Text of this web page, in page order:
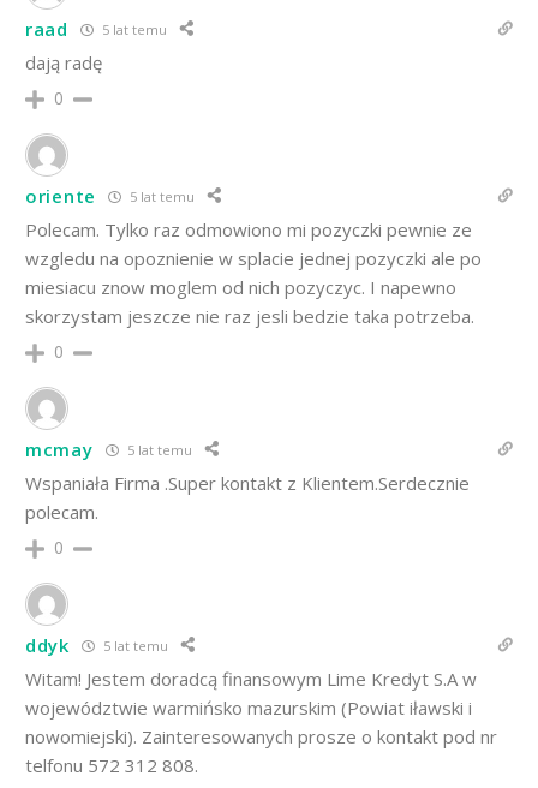
raad 5 lat temu
dają radę
0
oriente 5 lat temu
Polecam. Tylko raz odmowiono mi pozyczki pewnie ze
wzgledu na opoznienie w splacie jednej pozyczki ale po
miesiacu znow moglem od nich pozyczyc. I napewno
skorzystam jeszcze nie raz jesli bedzie taka potrzeba.
0
mcmay 5 lat temu
Wspaniała Firma .Super kontakt z Klientem.Serdecznie
polecam.
0
ddyk 5 lat temu
Witam! Jestem doradcą finansowym Lime Kredyt S.A w
województwie warmińsko mazurskim (Powiat iławski i
nowomiejski). Zainteresowanych prosze o kontakt pod nr
telfonu 572 312 808.